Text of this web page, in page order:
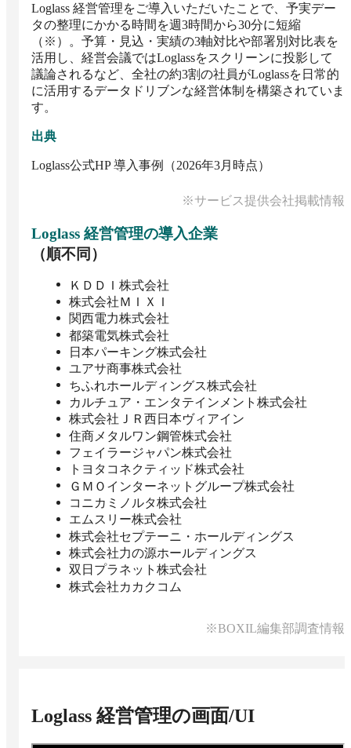
Loglass 経営管理をご導入いただいたことで、予実デー
タの整理にかかる時間を週3時間から30分に短縮
（※）。予算・見込・実績の3軸対比や部署別対比表を
活用し、経営会議ではLoglassをスクリーンに投影して
議論されるなど、全社の約3割の社員がLoglassを日常的
に活用するデータドリブンな経営体制を構築されていま
す。
出典
Loglass公式HP 導入事例（2026年3月時点）
※サービス提供会社掲載情報
Loglass 経営管理の導入企業
（順不同）
ＫＤＤＩ株式会社
株式会社ＭＩＸＩ
関西電力株式会社
都築電気株式会社
日本パーキング株式会社
ユアサ商事株式会社
ちふれホールディングス株式会社
カルチュア・エンタテインメント株式会社
株式会社ＪＲ西日本ヴィアイン
住商メタルワン鋼管株式会社
フェイラージャパン株式会社
トヨタコネクティッド株式会社
ＧＭＯインターネットグループ株式会社
コニカミノルタ株式会社
エムスリー株式会社
株式会社セプテーニ・ホールディングス
株式会社力の源ホールディングス
双日プラネット株式会社
株式会社カカクコム
※BOXIL編集部調査情報
Loglass 経営管理の画面/UI